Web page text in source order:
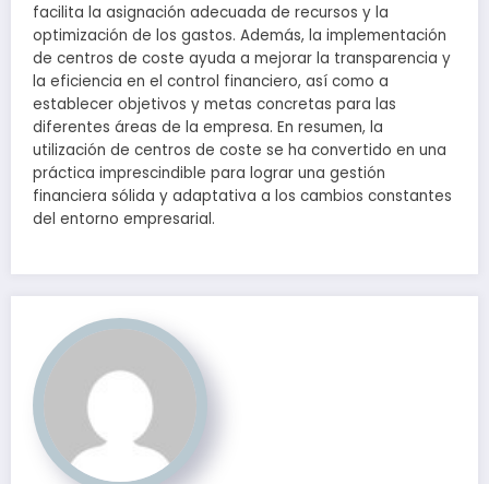
facilita la asignación adecuada de recursos y la
optimización de los gastos. Además, la implementación
de centros de coste ayuda a mejorar la transparencia y
la eficiencia en el control financiero, así como a
establecer objetivos y metas concretas para las
diferentes áreas de la empresa. En resumen, la
utilización de centros de coste se ha convertido en una
práctica imprescindible para lograr una gestión
financiera sólida y adaptativa a los cambios constantes
del entorno empresarial.